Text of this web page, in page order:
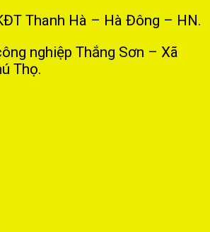
Thanh Hà – Hà Đông – HN.
nghiệp Thắng Sơn – Xã
Thọ.